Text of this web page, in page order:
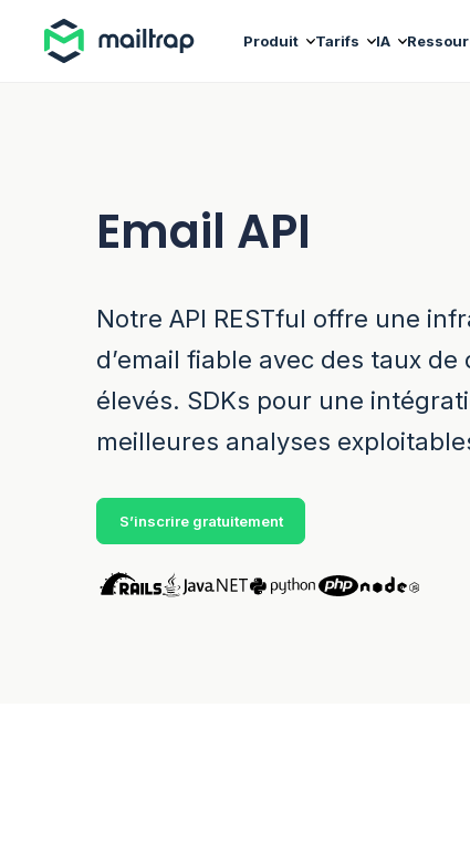
Produit Tarifs IA
Email API
Notre API RESTful offre une
d’email fiable avec des taux
élevés. SDKs pour une
meilleures analyses
S’inscrire gratuitement